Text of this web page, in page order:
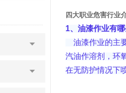
四大职业危害行业
1、油漆作业有
油漆作业的主
汽油作溶剂，环
在无防护情况下